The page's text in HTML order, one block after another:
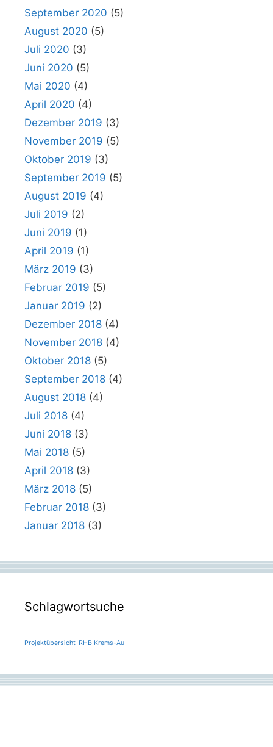
September 2020 (5)
August 2020 (5)
Juli 2020 (3)
Juni 2020 (5)
Mai 2020 (4)
April 2020 (4)
Dezember 2019 (3)
November 2019 (5)
Oktober 2019 (3)
September 2019 (5)
August 2019 (4)
Juli 2019 (2)
Juni 2019 (1)
April 2019 (1)
März 2019 (3)
Februar 2019 (5)
Januar 2019 (2)
Dezember 2018 (4)
November 2018 (4)
Oktober 2018 (5)
September 2018 (4)
August 2018 (4)
Juli 2018 (4)
Juni 2018 (3)
Mai 2018 (5)
April 2018 (3)
März 2018 (5)
Februar 2018 (3)
Januar 2018 (3)
Schlagwortsuche
Projektübersicht RHB Krems-Au